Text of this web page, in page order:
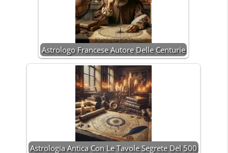
Astrologo Francese Autore Delle Centurie
Astrologia Antica Con Le Tavole Segrete Del 500